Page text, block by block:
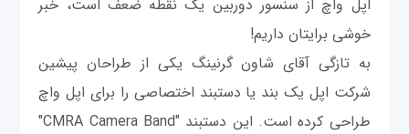
اپل واچ از سنسور دوربین یک نقطه ضعف است، خبر
خوشی برایتان داریم!
به تازگی آقای شاون گرنینگ یکی از طراحان پیشین
شرکت اپل یک بند یا دستبند اختصاصی را برای اپل واچ
طراحی کرده است. این دستبند "CMRA Camera Band"